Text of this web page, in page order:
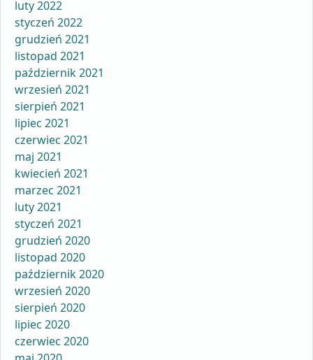
luty 2022
styczeń 2022
grudzień 2021
listopad 2021
październik 2021
wrzesień 2021
sierpień 2021
lipiec 2021
czerwiec 2021
maj 2021
kwiecień 2021
marzec 2021
luty 2021
styczeń 2021
grudzień 2020
listopad 2020
październik 2020
wrzesień 2020
sierpień 2020
lipiec 2020
czerwiec 2020